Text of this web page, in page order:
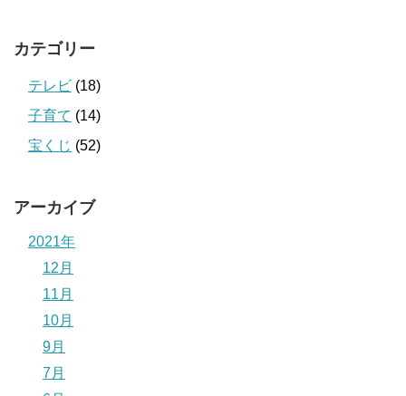
カテゴリー
テレビ (18)
子育て (14)
宝くじ (52)
アーカイブ
2021年
12月
11月
10月
9月
7月